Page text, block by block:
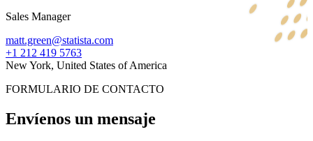
Sales Manager
matt.green@statista.com
+1 212 419 5763
New York, United States of America
FORMULARIO DE CONTACTO
Envíenos un mensaje